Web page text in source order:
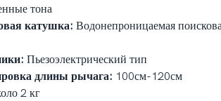
тона
катушка: Водонепроницаемая
Пьезоэлектрический тип
длины рычага: 100см-120см
2 кг